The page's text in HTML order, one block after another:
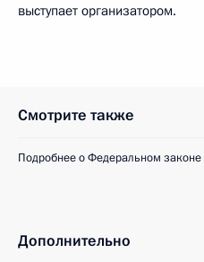
выступает организатором.
Смотрите также
Подробнее о Федеральном
Дополнительно